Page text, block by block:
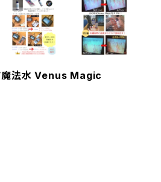
魔法水 Venus Magic